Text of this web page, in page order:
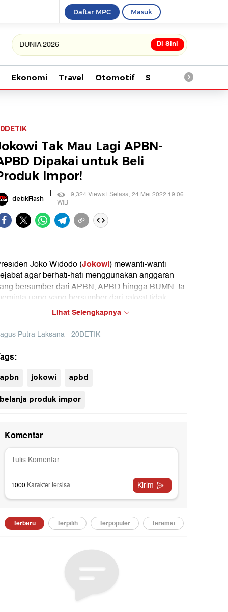
Daftar MPC Masuk
2026 Di Sini
Ekonomi Travel Otomotif Saintek
Tak Mau Lagi APBN-
Dipakai untuk Beli
Impor!
detikFlash |
9,324 Views | Selasa, 24 Mei 2022 19:06
WIB
Joko Widodo (Jokowi) mewanti-wanti
agar berhati-hati menggunakan anggaran
bersumber dari APBN, APBD hingga BUMN. Ia
uang yang bersumber dari rakyat tidak
dipakai untuk membeli produkimpor.
Lihat Selengkapnya
Putra Laksana - 20DETIK
apbn jokowi apbd
belanja produk impor